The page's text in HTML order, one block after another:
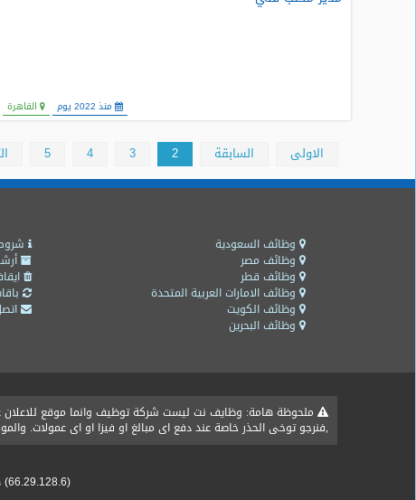
منذ 2022 يوم القاهرة
الاولى السابقة 2
3
4
5
وظائف السعودية
وظائف مصر
وظائف قطر
وظائف الامارات العربية المتحدة
وظائف الكويت
وظائف البحرين
شروط
ملحوظة هامة: وظايف نت ليست شركة توظيف وانما موقع للاعلان
,فنرجو توخى الحذر خاصة عند دفع اى مبالغ او فيزا او اى عمولات.
(66.29.128.6)